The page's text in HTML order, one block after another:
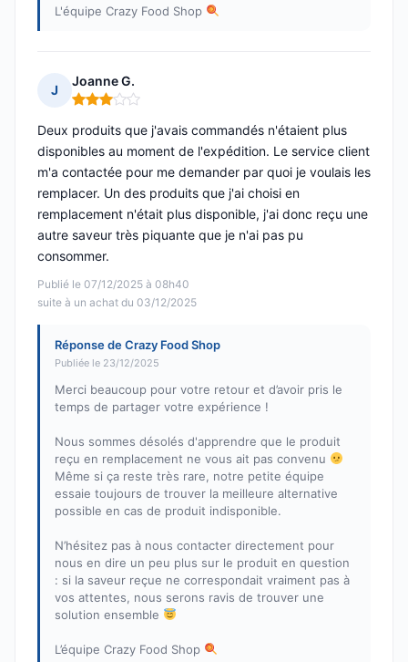
L'équipe Crazy Food Shop
J
Joanne G.
Note : 3 sur 5
Publié le 07/12/2025 à 08h40
suite à un achat du 03/12/2025
Deux produits que j'avais commandés n'étaient plus
disponibles au moment de l'expédition. Le service client
m'a contactée pour me demander par quoi je voulais les
remplacer. Un des produits que j'ai choisi en
remplacement n'était plus disponible, j'ai donc reçu une
autre saveur très piquante que je n'ai pas pu
consommer.
Réponse de Crazy Food Shop
Publiée le 23/12/2025
Merci beaucoup pour votre retour et d’avoir pris le
temps de partager votre expérience !
Nous sommes désolés d'apprendre que le produit
reçu en remplacement ne vous ait pas convenu
Même si ça reste très rare, notre petite équipe
essaie toujours de trouver la meilleure alternative
possible en cas de produit indisponible.
N’hésitez pas à nous contacter directement pour
nous en dire un peu plus sur le produit en question
: si la saveur reçue ne correspondait vraiment pas à
vos attentes, nous serons ravis de trouver une
solution ensemble
L’équipe Crazy Food Shop